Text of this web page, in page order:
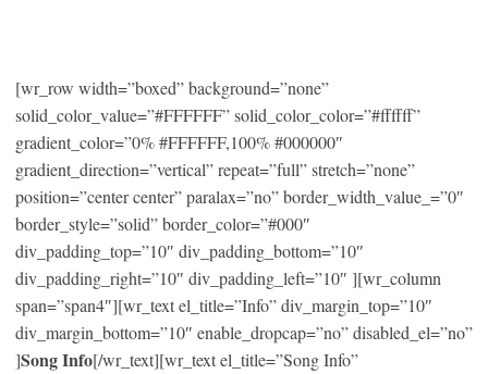
[wr_row width=”boxed” background=”none”
solid_color_value=”#FFFFFF” solid_color_color=”#ffffff”
gradient_color=”0% #FFFFFF,100% #000000″
gradient_direction=”vertical” repeat=”full” stretch=”none”
position=”center center” paralax=”no” border_width_value_=”0″
border_style=”solid” border_color=”#000″
div_padding_top=”10″ div_padding_bottom=”10″
div_padding_right=”10″ div_padding_left=”10″ ][wr_column
span=”span4″][wr_text el_title=”Info” div_margin_top=”10″
div_margin_bottom=”10″ enable_dropcap=”no” disabled_el=”no”
]Song Info[/wr_text][wr_text el_title=”Song Info”